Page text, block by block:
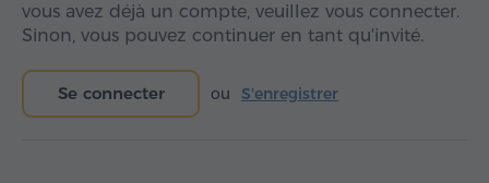
vous avez déjà un compte, veuillez vous connecter.
Sinon, vous pouvez continuer en tant qu'invité.
Se connecter ou S'enregistrer